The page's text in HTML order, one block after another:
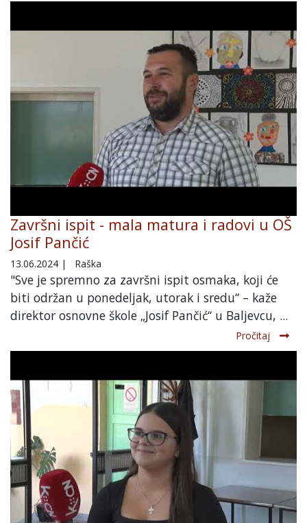
Završni ispit - mala matura i radovi u OŠ
Josif Pančić
13.06.2024 | Raška
"Sve je spremno za završni ispit osmaka, koji će
biti održan u ponedeljak, utorak i sredu“ – kaže
direktor osnovne škole „Josif Pančić“ u Baljevcu, ...
Pročitaj